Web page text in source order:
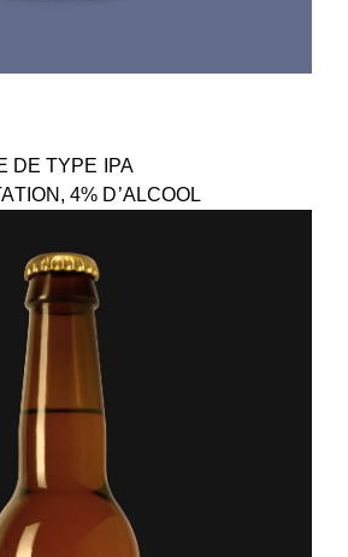
DE TYPE IPA
4% D’ALCOOL